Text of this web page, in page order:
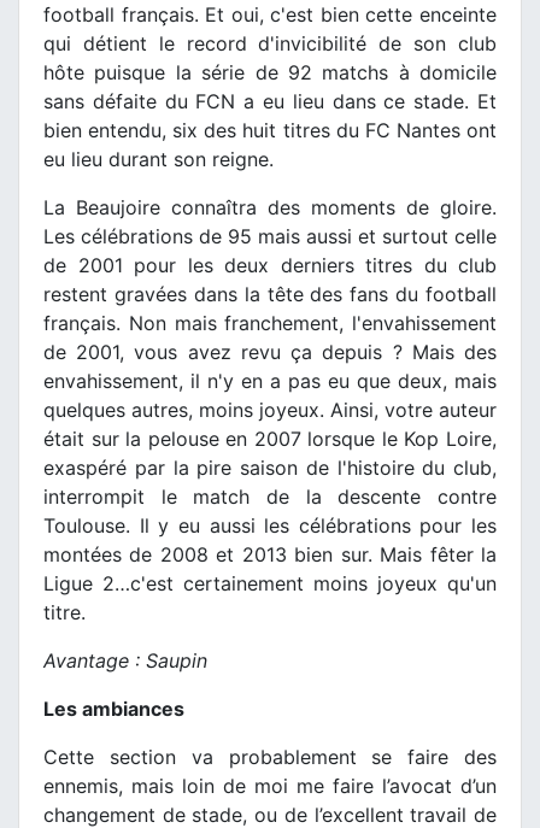
football français. Et oui, c'est bien cette enceinte
qui détient le record d'invicibilité de son club
hôte puisque la série de 92 matchs à domicile
sans défaite du FCN a eu lieu dans ce stade. Et
bien entendu, six des huit titres du FC Nantes ont
eu lieu durant son reigne.
La Beaujoire connaîtra des moments de gloire.
Les célébrations de 95 mais aussi et surtout celle
de 2001 pour les deux derniers titres du club
restent gravées dans la tête des fans du football
français. Non mais franchement, l'envahissement
de 2001, vous avez revu ça depuis ? Mais des
envahissement, il n'y en a pas eu que deux, mais
quelques autres, moins joyeux. Ainsi, votre auteur
était sur la pelouse en 2007 lorsque le Kop Loire,
exaspéré par la pire saison de l'histoire du club,
interrompit le match de la descente contre
Toulouse. Il y eu aussi les célébrations pour les
montées de 2008 et 2013 bien sur. Mais fêter la
Ligue 2…c'est certainement moins joyeux qu'un
titre.
Avantage : Saupin
Les ambiances
Cette section va probablement se faire des
ennemis, mais loin de moi me faire l’avocat d’un
changement de stade, ou de l’excellent travail de